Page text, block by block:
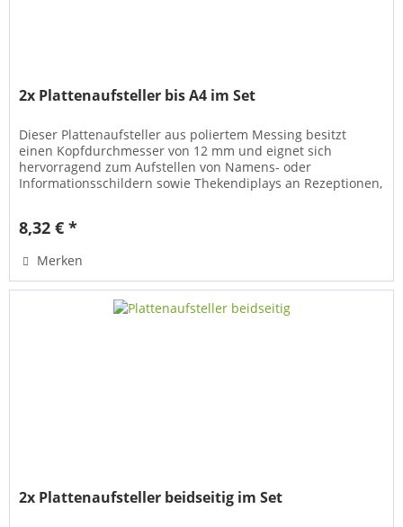
2x Plattenaufsteller bis A4 im Set
Dieser Plattenaufsteller aus poliertem Messing besitzt
einen Kopfdurchmesser von 12 mm und eignet sich
hervorragend zum Aufstellen von Namens- oder
Informationsschildern sowie Thekendiplays an Rezeptionen,
8,32 € *
Merken
2x Plattenaufsteller beidseitig im Set